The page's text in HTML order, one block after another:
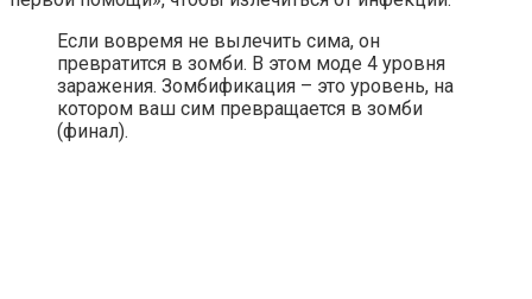
Если вовремя не вылечить сима, он
превратится в зомби. В этом моде 4 уровня
заражения. Зомбификация – это уровень, на
котором ваш сим превращается в зомби
(финал).